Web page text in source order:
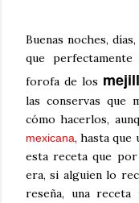
Buenas noches,
que
forofa de los
las conservas que
cómo hacerlos,
mexicana, hasta que
esta receta que
era, si alguien lo
reseña, una receta